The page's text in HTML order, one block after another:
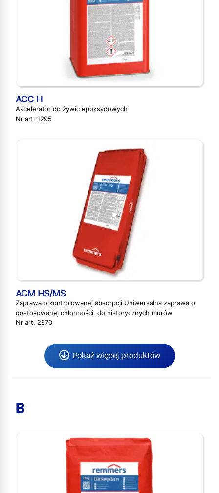
ACC H
Akcelerator do żywic epoksydowych
Nr art. 1295
ACM HS/MS
Zaprawa o kontrolowanej absorpcji Uniwersalna zaprawa o
dostosowanej chłonności, do historycznych murów
Nr art. 2970
Pokaż więcej produktów
B